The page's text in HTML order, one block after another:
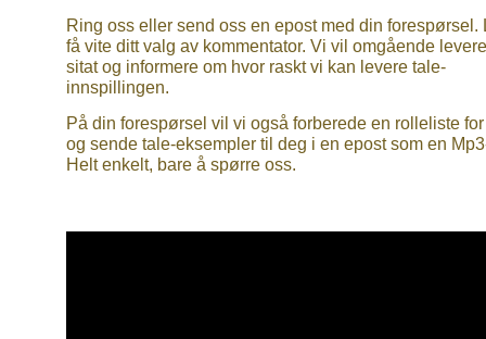
Ring oss eller send oss en epost med din forespørsel.
få vite ditt valg av kommentator. Vi vil omgående
sitat og informere om hvor raskt vi kan levere tale-
innspillingen.
På din forespørsel vil vi også forberede en rolleliste
og sende tale-eksempler til deg i en epost som en
Helt enkelt, bare å spørre oss.